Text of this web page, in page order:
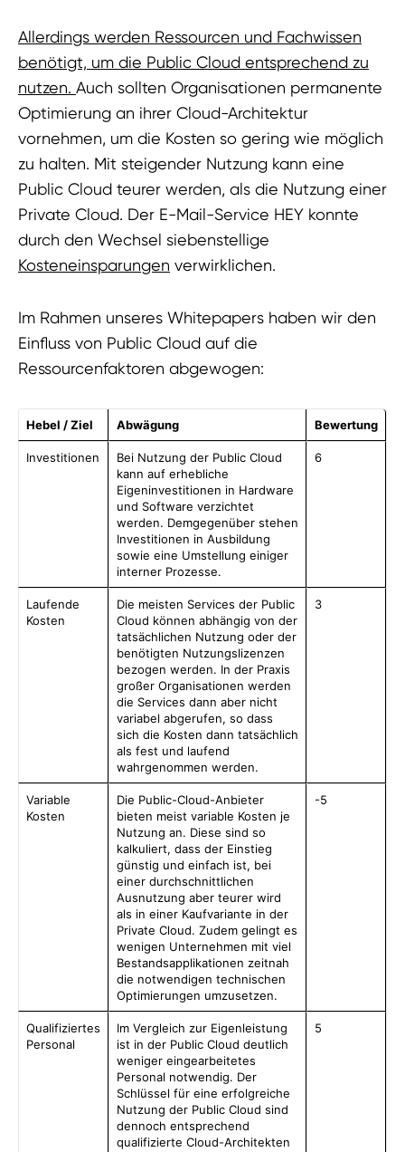
Allerdings werden Ressourcen und Fachwissen
benötigt, um die Public Cloud entsprechend zu
nutzen. Auch sollten Organisationen permanente
Optimierung an ihrer Cloud-Architektur
vornehmen, um die Kosten so gering wie möglich
zu halten. Mit steigender Nutzung kann eine
Public Cloud teurer werden, als die Nutzung einer
Private Cloud. Der E-Mail-Service HEY konnte
durch den Wechsel siebenstellige
Kosteneinsparungen verwirklichen.
Im Rahmen unseres Whitepapers haben wir den
Einfluss von Public Cloud auf die
Ressourcenfaktoren abgewogen:
Hebel / Ziel Abwägung Bewertung
Investitionen
Bei Nutzung der Public Cloud
kann auf erhebliche
Eigeninvestitionen in Hardware
und Software verzichtet
werden. Demgegenüber stehen
Investitionen in Ausbildung
sowie eine Umstellung einiger
interner Prozesse.
6
Laufende
Kosten
Die meisten Services der Public
Cloud können abhängig von der
tatsächlichen Nutzung oder der
benötigten Nutzungslizenzen
bezogen werden. In der Praxis
großer Organisationen werden
die Services dann aber nicht
variabel abgerufen, so dass
sich die Kosten dann tatsächlich
als fest und laufend
wahrgenommen werden.
3
Variable
Kosten
Die Public-Cloud-Anbieter
bieten meist variable Kosten je
Nutzung an. Diese sind so
kalkuliert, dass der Einstieg
günstig und einfach ist, bei
einer durchschnittlichen
Ausnutzung aber teurer wird
als in einer Kaufvariante in der
Private Cloud. Zudem gelingt es
wenigen Unternehmen mit viel
Bestandsapplikationen zeitnah
die notwendigen technischen
Optimierungen umzusetzen.
-5
Qualifiziertes
Personal
Im Vergleich zur Eigenleistung
ist in der Public Cloud deutlich
weniger eingearbeitetes
Personal notwendig. Der
Schlüssel für eine erfolgreiche
Nutzung der Public Cloud sind
dennoch entsprechend
qualifizierte Cloud-Architekten
5